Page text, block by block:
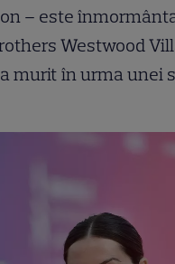
– este
Westwood
a murit în urma unei